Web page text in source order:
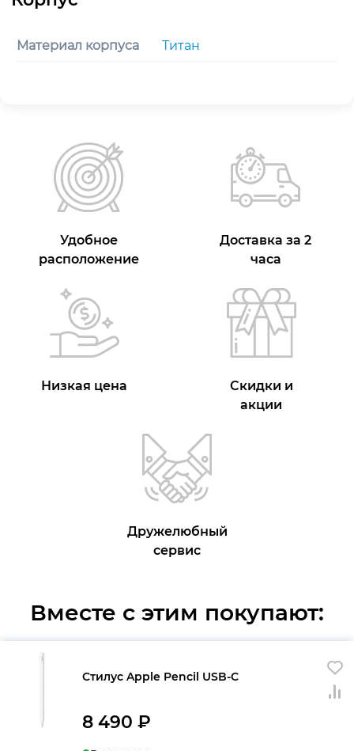
Материал корпуса Титан
Удобное
расположение
Доставка за 2
часа
Низкая цена
Скидки и
акции
Дружелюбный
сервис
Вместе с этим покупают:
Стилус Apple Pencil USB-C
8 490 ₽